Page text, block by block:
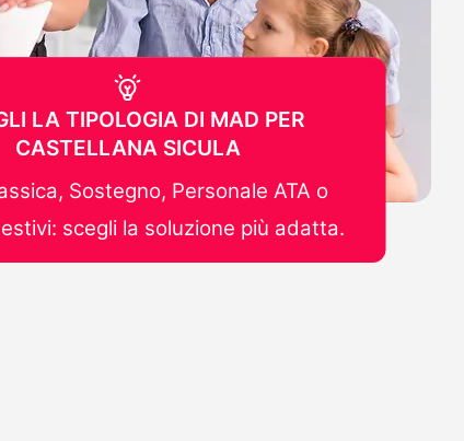
LA TIPOLOGIA DI MAD PER
CASTELLANA SICULA
Sostegno, Personale ATA o
scegli la soluzione più adatta.